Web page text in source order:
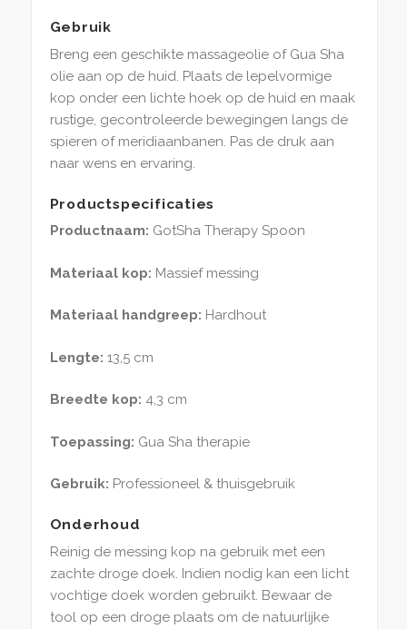
Gebruik
Breng een geschikte massageolie of Gua Sha
olie aan op de huid. Plaats de lepelvormige
kop onder een lichte hoek op de huid en maak
rustige, gecontroleerde bewegingen langs de
spieren of meridiaanbanen. Pas de druk aan
naar wens en ervaring.
Productspecificaties
Productnaam: GotSha Therapy Spoon
Materiaal kop: Massief messing
Materiaal handgreep: Hardhout
Lengte: 13,5 cm
Breedte kop: 4,3 cm
Toepassing: Gua Sha therapie
Gebruik: Professioneel & thuisgebruik
Onderhoud
Reinig de messing kop na gebruik met een
zachte droge doek. Indien nodig kan een licht
vochtige doek worden gebruikt. Bewaar de
tool op een droge plaats om de natuurlijke